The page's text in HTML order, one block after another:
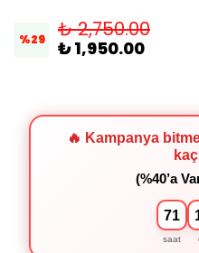
%29 ₺ 2,750.00
₺ 1,950.00
🔥 Kampanya
(%40’a
71
saat